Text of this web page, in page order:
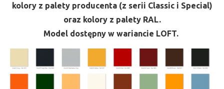
kolory z palety producenta (z serii Classic i Special)
oraz kolory z palety RAL.
Model dostępny w wariancie LOFT.